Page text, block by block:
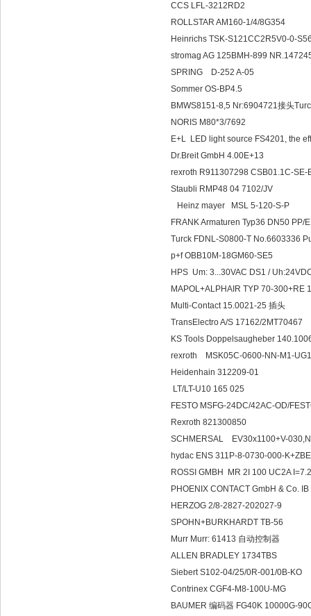
CCS LFL-3212RD2
ROLLSTAR AM160-1/4/8G354
Heinrichs TSK-S121CC2R5V0-0-
stromag AG 125BMH-899
SPRING D-
Sommer OS-BP4.5
BMWS8151-8,5 Nr:6904721接头
NORIS M80*3/7692
E+L LED light source FS4201, the
Dr.Breit GmbH 4.00E+13
rexroth R911307298 CSB01.1C-
Staubli RMP48 04 7102/JV
Heinz mayer MSL 5-120-S-P
FRANK Armaturen Typ36 DN50 PP/
Turck FDNL-S0800-T No.6603336
p+f OBB10M-18GM60-SE5
HPS Um: 3...30VAC DS1 /
MAPOL+ALPHAIR TYP 70-300+RE
Multi-Contact 15.0021-25 插头
TransElectro A/S 17162/2MT70467
KS Tools Doppelsaugheber
rexroth MSK05C-0600-NN-M1-
Heidenhain 312209-01
LT/LT-U10 165 025
FESTO MSFG-24DC/42AC-OD/
Rexroth 821300850
SCHMERSAL EV30x1100+V-
hydac ENS 311P-8-0730-000-
ROSSI GMBH MR 2I 100
PHOENIX CONTACT GmbH & Co.
HERZOG 2/8-2827-202027-9
SPOHN+BURKHARDT TB-56
Murr Murr: 61413 自动控制器
ALLEN BRADLEY 1734TBS
Siebert S102-04/25/0R-001/0B-KO
Contrinex CGF4-M8-100U-MG
BAUMER 编码器 FG40K 10000G-